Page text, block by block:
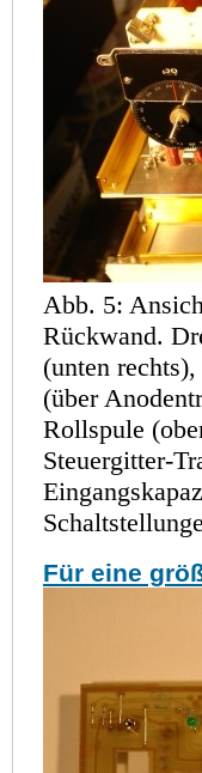
Abb. 5:
Rückwand.
(unten
(über
Rollspule
Steuergitter-
Für eine